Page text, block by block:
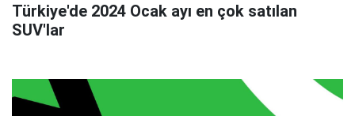
Türkiye'de 2024 Ocak ayı en çok satılan
SUV'lar